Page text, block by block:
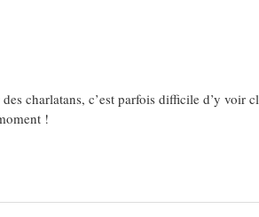
charlatans, c’est parfois difficile d’y voir
!